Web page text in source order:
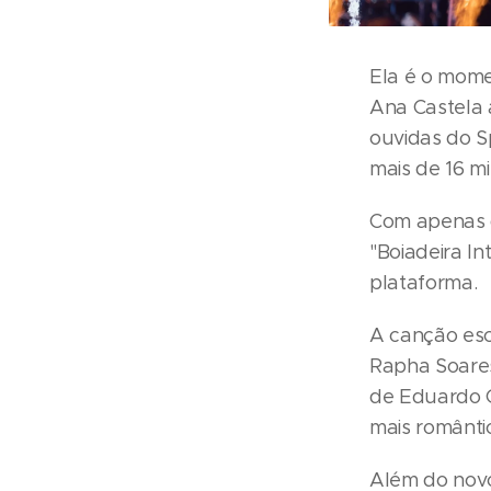
Ela é o
Ana Castela
ouvidas do
mais de 16
Com
"Boiadeira
plataforma.
A canção
Rapha
de Eduardo
mais
Além do